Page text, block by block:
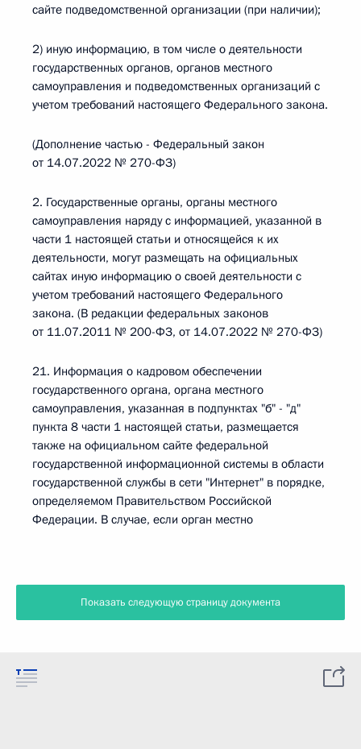
сайте подведомственной организации (при наличии);
2) иную информацию, в том числе о деятельности
государственных органов, органов местного
самоуправления и подведомственных организаций с
учетом требований настоящего Федерального закона.
(Дополнение частью - Федеральный закон
от 14.07.2022 № 270-ФЗ)
2. Государственные органы, органы местного
самоуправления наряду с информацией, указанной в
части 1 настоящей статьи и относящейся к их
деятельности, могут размещать на официальных
сайтах иную информацию о своей деятельности с
учетом требований настоящего Федерального
закона. (В редакции федеральных законов
от 11.07.2011 № 200-ФЗ, от 14.07.2022 № 270-ФЗ)
21. Информация о кадровом обеспечении
государственного органа, органа местного
самоуправления, указанная в подпунктах "б" - "д"
пункта 8 части 1 настоящей статьи, размещается
также на официальном сайте федеральной
государственной информационной системы в области
государственной службы в сети "Интернет" в порядке,
определяемом Правительством Российской
Федерации. В случае, если орган местно
Показать следующую страницу документа